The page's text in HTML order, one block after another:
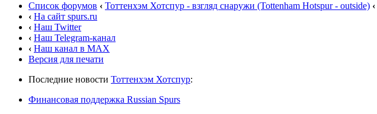
Список форумов ‹ Тоттенхэм Хотспур - взгляд снаружи (Tottenham Hotspur - outside) ‹
‹ На сайт spurs.ru
‹ Наш Twitter
‹ Наш Telegram-канал
‹ Наш канал в MAX
Версия для печати
Последние новости Тоттенхэм Хотспур:
Финансовая поддержка Russian Spurs